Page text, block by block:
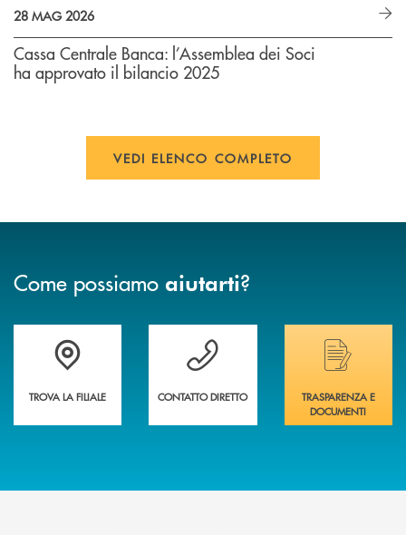
28 MAG 2026
Cassa Centrale Banca: l’Assemblea dei Soci
ha approvato il bilancio 2025
VEDI ELENCO COMPLETO
Come possiamo aiutarti?
Trova la filiale più vicina a te&nbsp;
TROVA LA FILIALE
Hai bisogno di assistenza immediata?
CONTATTO DIRETTO
Hai bisogno di
TRASPARENZA E
DOCUMENTI